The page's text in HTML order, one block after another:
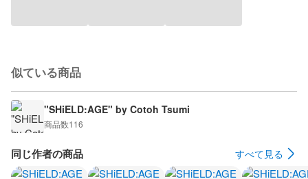
似ている商品
"SHiELD:AGE" by Cotoh Tsumi
商品数116
同じ作者の商品 すべて見る